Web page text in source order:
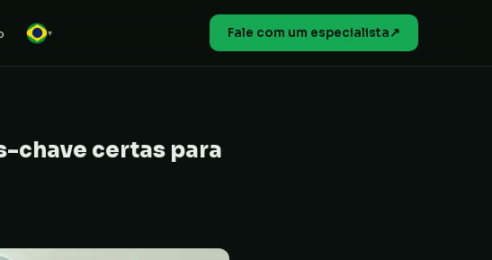
▾ Fale com um especialista↗
chave certas para